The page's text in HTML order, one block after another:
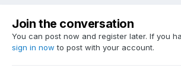
Join the conversation
You can post now and register later. If you
sign in now to post with your account.